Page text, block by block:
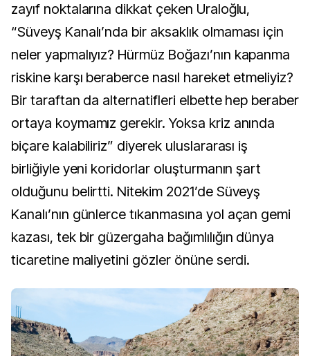
zayıf noktalarına dikkat çeken Uraloğlu,
“Süveyş Kanalı’nda bir aksaklık olmaması için
neler yapmalıyız? Hürmüz Boğazı’nın kapanma
riskine karşı beraberce nasıl hareket etmeliyiz?
Bir taraftan da alternatifleri elbette hep beraber
ortaya koymamız gerekir. Yoksa kriz anında
biçare kalabiliriz” diyerek uluslararası iş
birliğiyle yeni koridorlar oluşturmanın şart
olduğunu belirtti. Nitekim 2021’de Süveyş
Kanalı’nın günlerce tıkanmasına yol açan gemi
kazası, tek bir güzergaha bağımlılığın dünya
ticaretine maliyetini gözler önüne serdi.